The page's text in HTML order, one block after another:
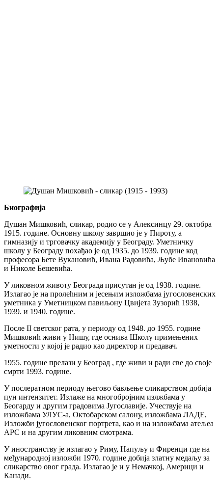
Биографија
Душан Мишковић, сликар, родио се у Алексинцу 29. октобра
1915. године. Основну школу завршио је у Пироту, а
гимназију и трговачку академију у Београду. Уметничку
школу у Београду похађао је од 1935. до 1939. године код
професора Бете Вукановић, Ивана Радовића, Љубе Ивановића
и Николе Бешевића.
У ликовном животу Београда присутан је од 1938. године.
Излагао је на пролећним и јесењим изложбама југословенских
уметника у Уметницком павиљону Цвијета Зузорић 1938,
1939. и 1940. године.
После II светског рата, у периоду од 1948. до 1955. године
Мишковић живи у Нишу, где оснива Школу примењених
уметности у којој је радио као директор и предавач.
1955. године прелази у Београд , где живи и ради све до своје
смрти 1993. године.
У послератном периоду његово бављење сликарством добија
пун интензитет. Излаже на многобројним излжбама у
Беогарду и другим градовима Југославије. Учествује на
изложбама УЛУС-а, Октобарском салону, изложбама ЛАДЕ,
Изложби југословенског портрета, као и на изложбама атељеа
АРС и на другим ликовним смотрама.
У иностранству је излагао у Риму, Напуљу и Фиренци где на
међународној изложби 1970. године добија златну медаљу за
сликарство овог града. Излагао је и у Немачкој, Америци и
Канади.